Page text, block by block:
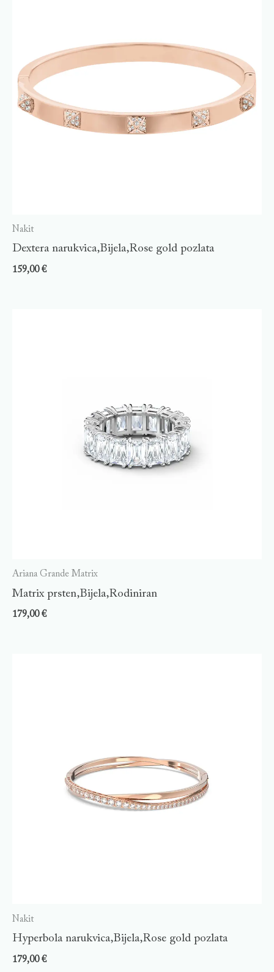
Nakit
Dextera narukvica,Bijela,Rose gold pozlata
159,00€
Ariana Grande Matrix
Matrix prsten,Bijela,Rodiniran
179,00€
Nakit
Hyperbola narukvica,Bijela,Rose gold pozlata
179,00€